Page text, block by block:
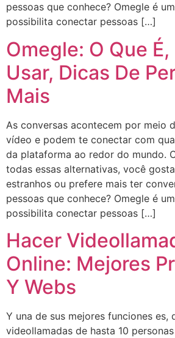
pessoas que conhece? Omegle é
possibilita conectar pessoas […]
Omegle: O Que
Usar, Dicas De
Mais
As conversas acontecem por meio
vídeo e podem te conectar com
da plataforma ao redor do mundo.
todas essas alternativas, você
estranhos ou prefere mais ter
pessoas que conhece? Omegle é
possibilita conectar pessoas […]
Hacer
Online: Mejores
Y Webs
Y una de sus mejores funciones es,
videollamadas de hasta 10